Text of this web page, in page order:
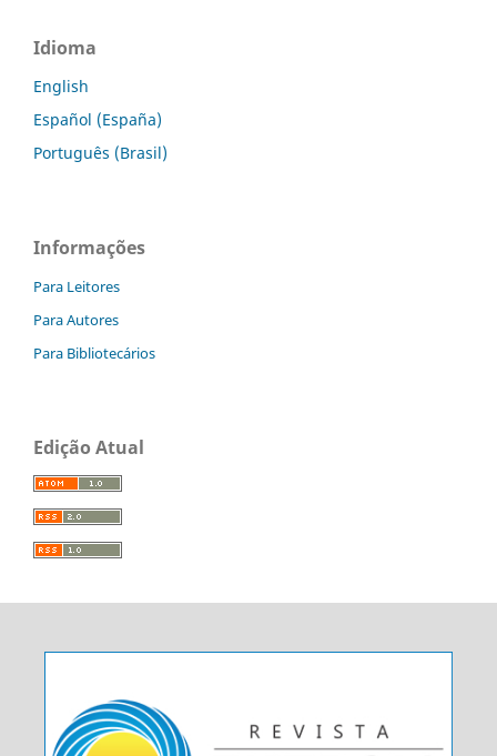
Idioma
English
Español (España)
Português (Brasil)
Informações
Para Leitores
Para Autores
Para Bibliotecários
Edição Atual